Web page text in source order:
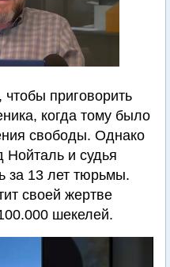
приговорить
когда тому было
свободы. Однако
Нойталь и судья
за 13 лет тюрьмы.
своей жертве
шекелей.